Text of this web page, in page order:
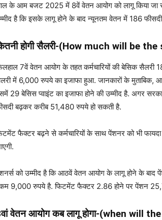
के आम बजट 2025 में 8वें वेतन आयोग को लागू किया जा
है कि इसके लागू होने के बाद न्यूनतम वेतन में 186 फीसदी
होगी सैलरी-(How much will be the
7वें वेतन आयोग के तहत कर्मचारियों की बेसिक सैलरी
में 6,000 रुपये का इजाफा हुआ. जानकारों के
29 बेसिस प्वाइंट का इजाफा होने की उम्मीद है. अगर
बढ़कर करीब 51,480 रुपये हो सकती है.
फैक्टर बढ़ने से कर्मचारियों के साथ पेंशनर को भी
को उम्मीद है कि आठवें वेतन आयोग के लागू होने के
9,000 रुपये है. फिटमेंट फैक्टर 2.86 होने पर पेंशन
वेतन आयोग कब लागू होगा-(when will